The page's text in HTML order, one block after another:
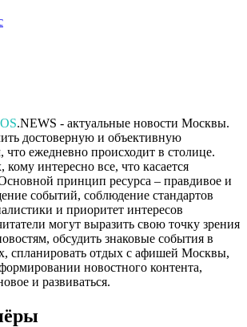
.NEWS - актуальные новости Москвы.
достоверную и объективную
ежедневно происходит в столице.
интересно все, что касается
принцип ресурса – правдивое и
событий, соблюдение стандартов
и приоритет интересов
могут выразить свою точку зрения
обсудить знаковые события в
спланировать отдых с афишей Москвы,
новостного контента,
и развиваться.